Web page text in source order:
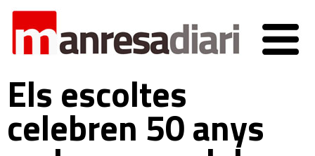
Els escoltes
celebren 50 anys